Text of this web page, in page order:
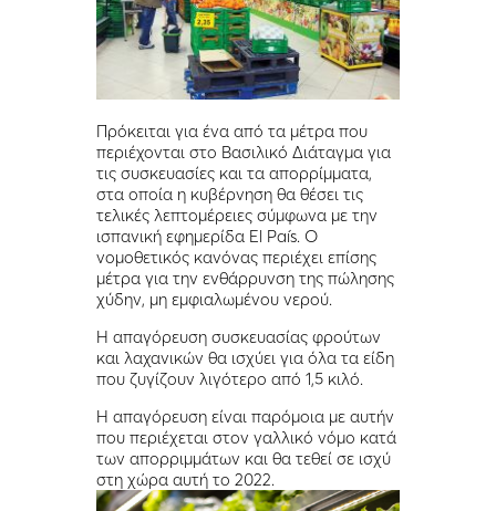
Πρόκειται για ένα από τα μέτρα που
περιέχονται στο Βασιλικό Διάταγμα για
τις συσκευασίες και τα απορρίμματα,
στα οποία η κυβέρνηση θα θέσει τις
τελικές λεπτομέρειες σύμφωνα με την
ισπανική εφημερίδα El País. Ο
νομοθετικός κανόνας περιέχει επίσης
μέτρα για την ενθάρρυνση της πώλησης
χύδην, μη εμφιαλωμένου νερού.
Η απαγόρευση συσκευασίας φρούτων
και λαχανικών θα ισχύει για όλα τα είδη
που ζυγίζουν λιγότερο από 1,5 κιλό.
Η απαγόρευση είναι παρόμοια με αυτήν
που περιέχεται στον γαλλικό νόμο κατά
των απορριμμάτων και θα τεθεί σε ισχύ
στη χώρα αυτή το 2022.